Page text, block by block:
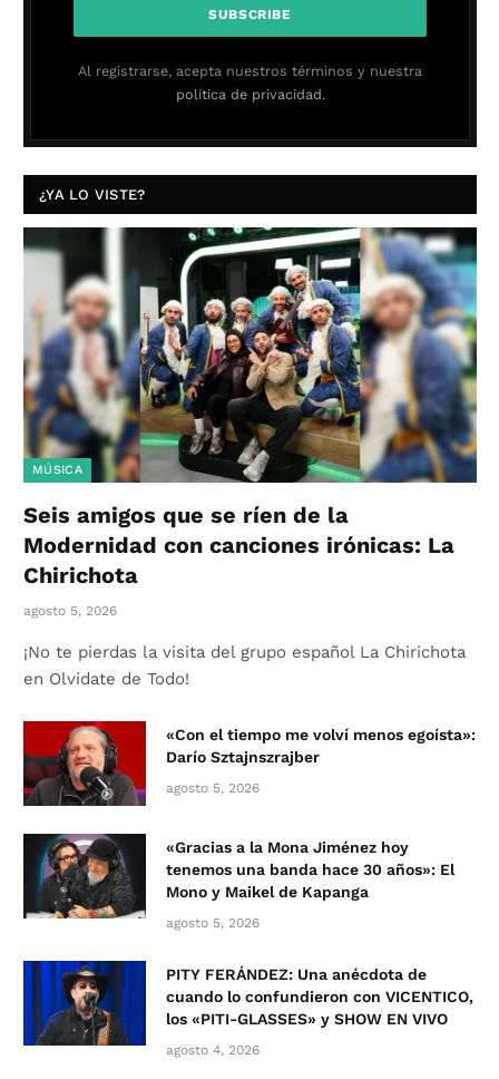
Al registrarse, acepta nuestros términos y nuestra
política de privacidad.
¿YA LO VISTE?
MÚSICA
Seis amigos que se ríen de la
Modernidad con canciones irónicas: La
Chirichota
agosto 5, 2026
¡No te pierdas la visita del grupo español La Chirichota
en Olvidate de Todo!
«Con el tiempo me volví menos egoísta»:
Darío Sztajnszrajber
agosto 5, 2026
«Gracias a la Mona Jiménez hoy
tenemos una banda hace 30 años»: El
Mono y Maikel de Kapanga
agosto 5, 2026
PITY FERÁNDEZ: Una anécdota de
cuando lo confundieron con VICENTICO,
los «PITI-GLASSES» y SHOW EN VIVO
agosto 4, 2026